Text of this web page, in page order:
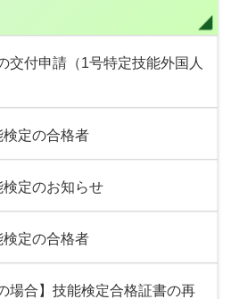
交付申請（1号特定技能外国人
定の合格者
定のお知らせ
定の合格者
場合】技能検定合格証書の再